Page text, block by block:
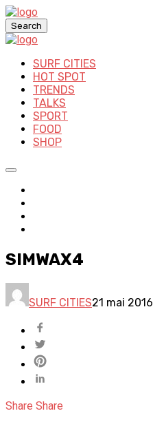
Search
SURF CITIES
HOT SPOT
TRENDS
TALKS
SPORT
FOOD
SHOP
SIMWAX4
SURF CITIES21 mai 2016
Share Share